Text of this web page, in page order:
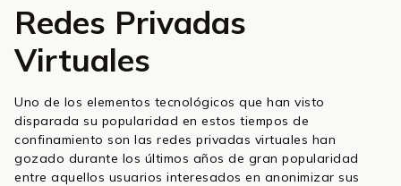
Redes Privadas
Virtuales
Uno de los elementos tecnológicos que han visto
disparada su popularidad en estos tiempos de
confinamiento son las redes privadas virtuales han
gozado durante los últimos años de gran popularidad
entre aquellos usuarios interesados en anonimizar sus